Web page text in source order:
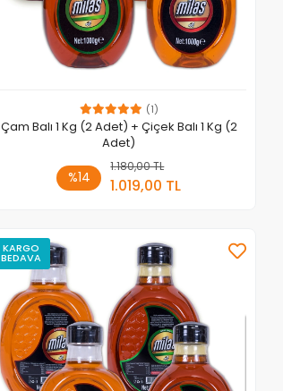
(1)
Çam Balı 1 Kg (2 Adet) + Çiçek Balı 1 Kg (2
Adet)
%14
1.180,00 TL
1.019,00 TL
Sepete Ekle
KARGO
BEDAVA